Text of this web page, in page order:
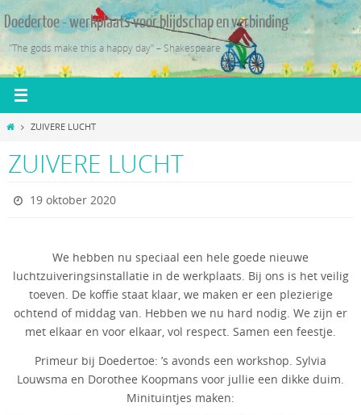
Ga
naar
de
inhoud
Doedertoe - werkplaats voor blijdschap en verbinding
"The gods make this a happy day" – Shakespeare
HomeZUIVERE LUCHT
ZUIVERE LUCHT
19 oktober 2020
We hebben nu speciaal een hele goede nieuwe
luchtzuiveringsinstallatie in de werkplaats. Bij ons is het veilig
toeven. De koffie staat klaar, we maken er een plezierige
ochtend of middag van. Hebben we nu hard nodig. We zijn er
met elkaar en voor elkaar, vol respect. Samen een feestje.
Primeur bij Doedertoe: ’s avonds een workshop. Sylvia
Louwsma en Dorothee Koopmans voor jullie een dikke duim.
Minituintjes maken: